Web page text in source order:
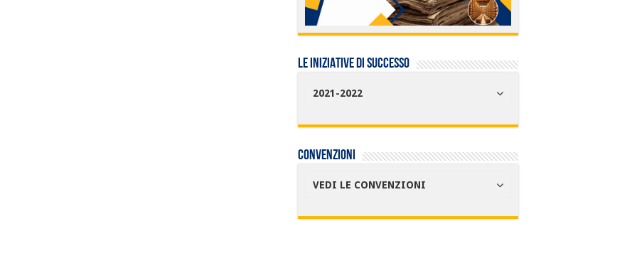
LE INIZIATIVE DI SUCCESSO
2021-2022
Convenzioni
VEDI LE CONVENZIONI